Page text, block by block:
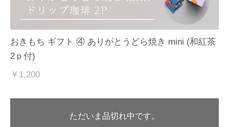
おきもち ギフト ④ ありがとうどら焼き mini (和紅茶
2ｐ付)
￥1,200
ただいま品切れ中です。